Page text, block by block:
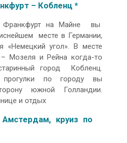
– Кобленц *
Франкфурт на Майне вы
месте в Германии,
«Немецкий угол». В месте
Мозеля и Рейна когда-то
город Кобленц.
по городу вы
южной Голландии.
и отдых
круиз по